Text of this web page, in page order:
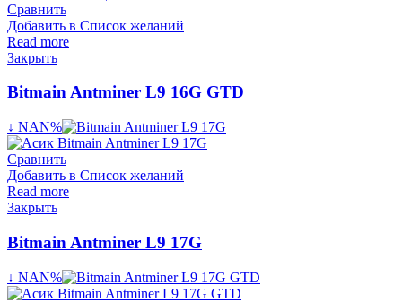
Сравнить
Добавить в Список желаний
Read more
Закрыть
Bitmain Antminer L9 16G GTD
↓ NAN%
Сравнить
Добавить в Список желаний
Read more
Закрыть
Bitmain Antminer L9 17G
↓ NAN%